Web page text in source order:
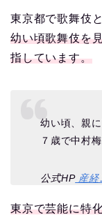
東京都で歌舞伎
幼い頃歌舞伎を
指しています。
幼い頃、親
７歳で中村
公式HP産経
東京で芸能に特